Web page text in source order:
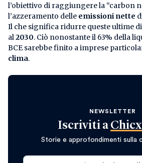
l’obiettivo di raggiungere la “carbon
l’azzeramento delle emissioni nette
Il che significa ridurre queste ultime
al2030. Ciò nonostante il 63% della
BCE sarebbe finito a imprese
clima.
NEWSLETTER
Iscriviti a
Storie e approfondimenti sulla